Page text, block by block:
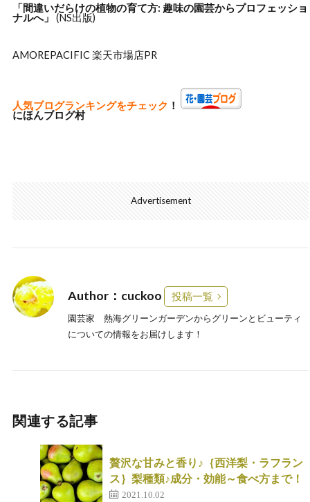
「間違いだらけの植物の育て方: 趣味の園芸からプロフェッショ
ナルへ」
(NS出版)
AMOREPACIFIC 楽天市場店PR
人気ブログランキングをチェック ！
にほんブログ村
Advertisement
Author：cuckoo 投稿一覧
園芸家 熱海グリーンガーデンからグリーンとビューティ
についての情報をお届けします！
関連する記事
贅沢な甘みと香り♪｛西洋梨・ラフラン
ス｝梨種類♪成分・効能～食べ方まで！
2021.10.02